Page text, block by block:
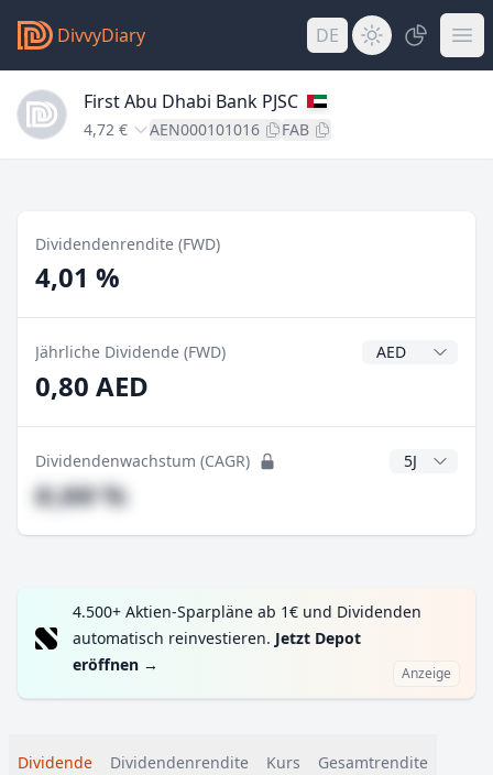
DivvyDiary DE
First Abu Dhabi Bank PJSC
4,72 € AEN000101016 FAB
Dividendenrendite (FWD)
4,01 %
Jährliche Dividende (FWD)
0,80 AED
Dividendenwachstum (CAGR) CAGR Jahre
#,## %
4.500+ Aktien-Sparpläne ab 1€ und Dividenden
automatisch reinvestieren. Jetzt Depot
eröffnen → Anzeige
Dividende Dividendenrendite Kurs Gesamtrendite